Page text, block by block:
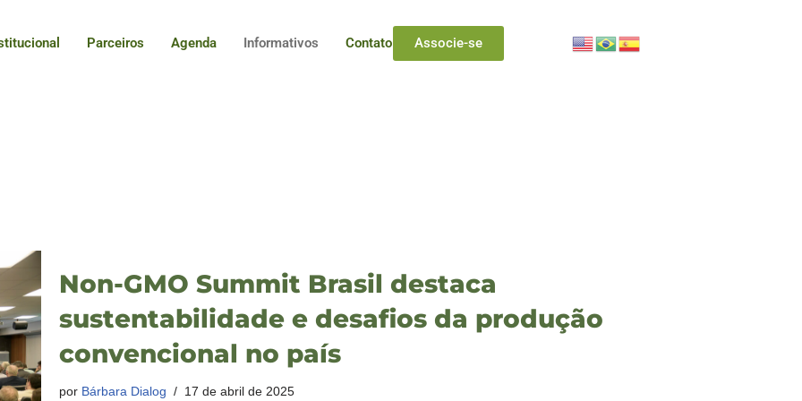
Parceiros Agenda Informativos Contato Associe-se
Non-GMO Summit Brasil destaca
sustentabilidade e desafios da produção
convencional no país
por Bárbara Dialog 17 de abril de 2025